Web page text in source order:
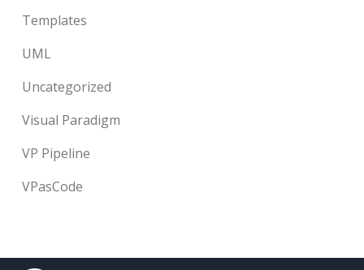
Templates
UML
Uncategorized
Visual Paradigm
VP Pipeline
VPasCode